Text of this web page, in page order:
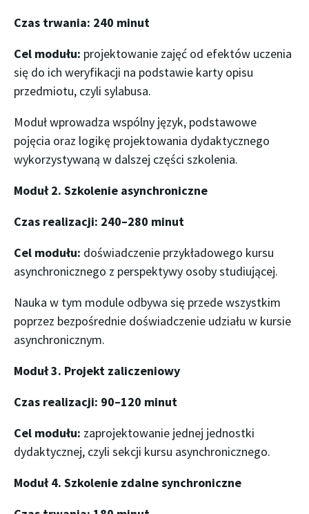
Czas trwania: 240 minut
Cel modułu: projektowanie zajęć od efektów uczenia
się do ich weryfikacji na podstawie karty opisu
przedmiotu, czyli sylabusa.
Moduł wprowadza wspólny język, podstawowe
pojęcia oraz logikę projektowania dydaktycznego
wykorzystywaną w dalszej części szkolenia.
Moduł 2. Szkolenie asynchroniczne
Czas realizacji: 240–280 minut
Cel modułu: doświadczenie przykładowego kursu
asynchronicznego z perspektywy osoby studiującej.
Nauka w tym module odbywa się przede wszystkim
poprzez bezpośrednie doświadczenie udziału w kursie
asynchronicznym.
Moduł 3. Projekt zaliczeniowy
Czas realizacji: 90–120 minut
Cel modułu: zaprojektowanie jednej jednostki
dydaktycznej, czyli sekcji kursu asynchronicznego.
Moduł 4. Szkolenie zdalne synchroniczne